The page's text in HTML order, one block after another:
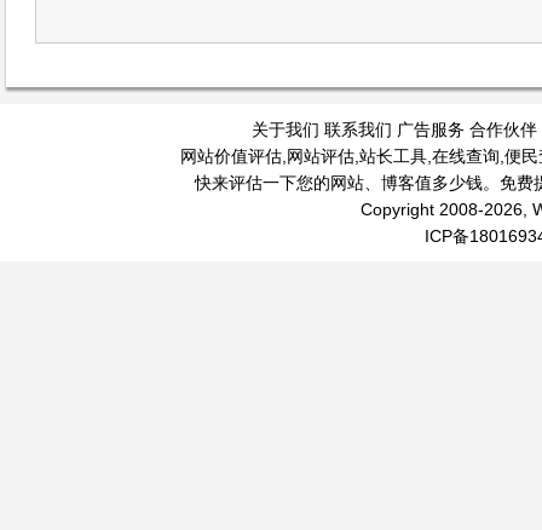
关于我们 联系我们 广告服务 合作伙伴
网站价值评估, 网站评估, 站长工具, 在线查询 便民
快来评估一下您的网站、博客值多少钱。免
Copyright 2008-2026,
ICP备